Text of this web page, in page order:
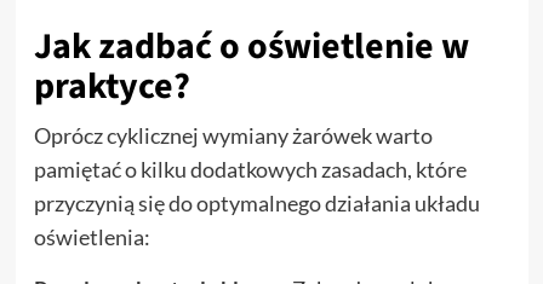
Jak zadbać o oświetlenie w
praktyce?
Oprócz cyklicznej wymiany żarówek warto
pamiętać o kilku dodatkowych zasadach, które
przyczynią się do optymalnego działania układu
oświetlenia: